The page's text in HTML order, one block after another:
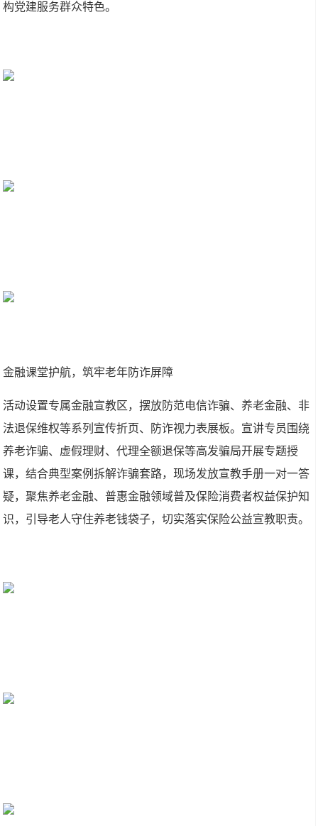
构党建服务群众特色。
金融课堂护航，筑牢老年防诈屏障
活动设置专属金融宣教区，摆放防范电信诈骗、养老金融、非
法退保维权等系列宣传折页、防诈视力表展板。宣讲专员围绕
养老诈骗、虚假理财、代理全额退保等高发骗局开展专题授
课，结合典型案例拆解诈骗套路，现场发放宣教手册一对一答
疑，聚焦养老金融、普惠金融领域普及保险消费者权益保护知
识，引导老人守住养老钱袋子，切实落实保险公益宣教职责。